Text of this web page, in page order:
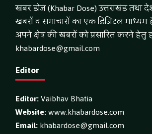
खबर डोज (Khabar Dose) उत्तराखंड तथा
खबरों व समाचारों का एक डिजिटल माध्यम
अपने क्षेत्र की खबरों को प्रसारित करने
khabardose@gmail.com
Editor
Editor:Vaibhav Bhatia
Website:www.khabardose.com
Email:khabardose@gmail.com